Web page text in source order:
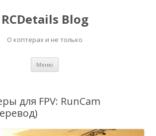
RCDetails Blog
О коптерах и не только
Меню
для FPV: RunCam